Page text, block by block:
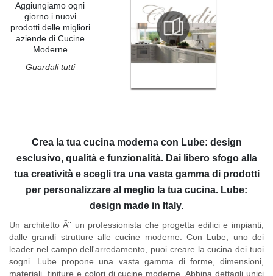
Crea la tua cucina moderna con Lube: design
esclusivo, qualità e funzionalità. Dai libero sfogo alla
tua creatività e scegli tra una vasta gamma di prodotti
per personalizzare al meglio la tua cucina. Lube:
design made in Italy.
Un architetto Ã¨ un professionista che progetta edifici e impianti,
dalle grandi strutture alle cucine moderne. Con Lube, uno dei
leader nel campo dell'arredamento, puoi creare la cucina dei tuoi
sogni. Lube propone una vasta gamma di forme, dimensioni,
materiali, finiture e colori di cucine moderne. Abbina dettagli unici
Aggiungiamo ogni
giorno i nuovi
prodotti delle migliori
aziende di Cucine
Moderne
Guardali tutti